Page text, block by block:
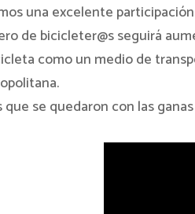
una excelente
de bicicleter@s seguirá
como un medio de
que se quedaron con las